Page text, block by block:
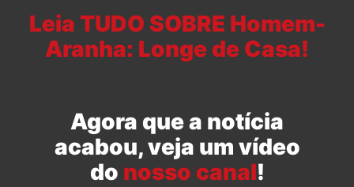
Leia TUDO SOBRE Homem-
Aranha: Longe de Casa!
Agora que a notícia
acabou, veja um vídeo
do nosso canal!